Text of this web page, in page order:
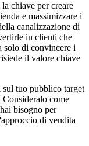
chiave per creare
e massimizzare i
canalizzazione di
in clienti che
solo di convincere i
il valore chiave
tuo pubblico target
come
bisogno per
di vendita